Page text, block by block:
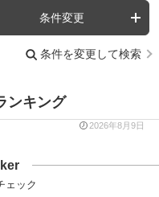
条件変更
条件を変更して検索
ンキング
2026年8月9日
ェック